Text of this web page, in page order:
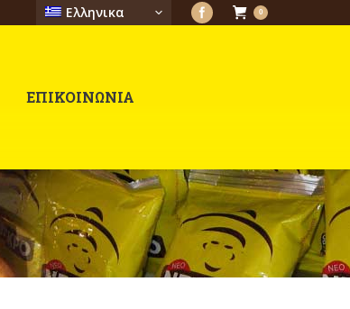
Ελληνικα 0
ΕΠΙΚΟΙΝΩΝΙΑ